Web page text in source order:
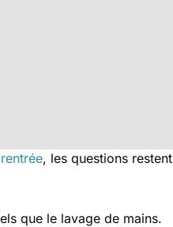
rentrée, les questions restent
que le lavage de mains.